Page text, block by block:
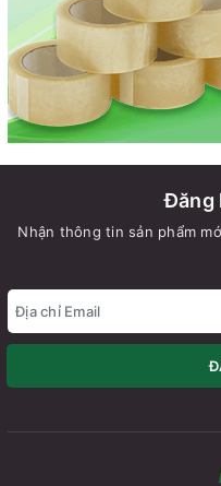
Đăng
Nhận thông tin sản phẩm